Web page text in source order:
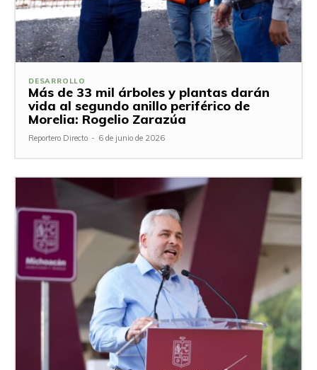
DESARROLLO
Más de 33 mil árboles y plantas darán
vida al segundo anillo periférico de
Morelia: Rogelio Zarazúa
Reportero Directo - 6 de junio de 2026